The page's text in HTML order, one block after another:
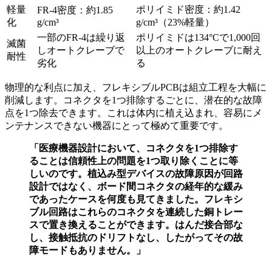
軽量
化
FR-4密度：約1.85
g/cm³
ポリイミド密度：約1.42
g/cm³（23%軽量）
滅菌
耐性
一部のFR-4は繰り返
しオートクレーブで
劣化
ポリイミドは134°Cで1,000回
以上のオートクレーブに耐え
る
物理的な利点に加え、フレキシブルPCBは組立工程を大幅に
削減します。コネクタを1つ排除するごとに、潜在的な故障
点を1つ除去できます。これは体内に植え込まれ、容易にメ
ンテナンスできない機器にとって極めて重要です。
「医療機器設計において、コネクタを1つ排除す
ることは信頼性上の問題を1つ取り除くことに等
しいのです。植込み型デバイスの故障原因が回路
設計ではなく、ボード間コネクタの経年的な緩み
であったケースを何度も見てきました。フレキシ
ブル回路はこれらのコネクタを連続した銅トレー
スで置き換えることができます。はんだ接合部な
し、接触抵抗のドリフトなし、したがってその故
障モードもありません。」